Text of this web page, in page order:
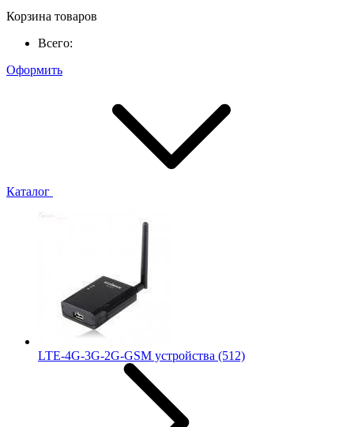
Корзина товаров
Всего:
Оформить
Каталог
LTE-4G-3G-2G-GSM устройства (512)